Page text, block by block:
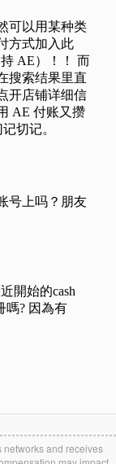
networks and receives